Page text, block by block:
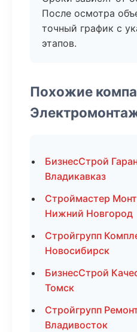
После осмотра
точный график с
этапов.
Похожие
БизнесСтрой
Владикавказ
Строймастер
Нижний Новгород
Стройгрупп
Новосибирск
БизнесСтрой
Томск
Стройгрупп
Владивосток